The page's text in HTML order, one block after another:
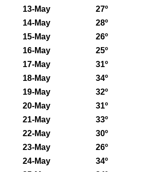
13-May
27º
14-May
28º
15-May
26º
16-May
25º
17-May
31º
18-May
34º
19-May
32º
20-May
31º
21-May
33º
22-May
30º
23-May
26º
24-May
34º